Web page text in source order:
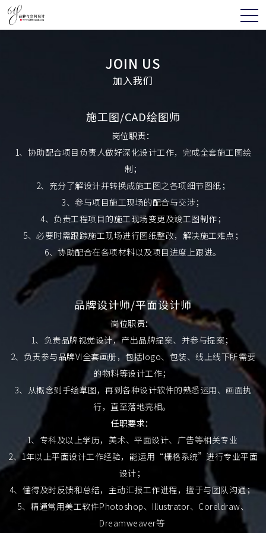
JOIN US
加入我们
施工图/CAD绘图师
岗位职责：
1、协助配合项目负责人做好深化设计工作，完成全套施工图绘
制；
2、充分了解设计并转换成施工图之各项细节图纸；
3、参与项目施工现场的配合与交涉；
4、负责工程项目的施工现场变更及竣工图制作；
5、必要时需跟踪施工现场进行图纸整改，解决施工难点；
6、协助配合在各项材料以及项目进度上跟进。
品牌设计师/平面设计师
岗位职责：
1、负责品牌视觉设计，产出品牌提案、并参与提案；
2、负责参与品牌VI全套画册，包括logo、包装、线上线下所需要
的物料等设计工作；
3、从概念到手绘草图，再到各种设计软件的熟悉运用、画面执
行，直至落地亮相。
任职要求：
1、专科及以上学历，美术、平面设计、广告等相关专业
2、1年以上平面设计工作经验，能运用“栅格系统”进行专业平面
设计；
4、懂得及时反馈和总结，主动汇报工作进程，擅于与团队沟通；
5、精通常用美工软件Photoshop、Illustrator、Coreldraw、
Dreamweaver等